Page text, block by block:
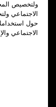
ولتخصيص
الاجتماعي
حول
الاجتماعي